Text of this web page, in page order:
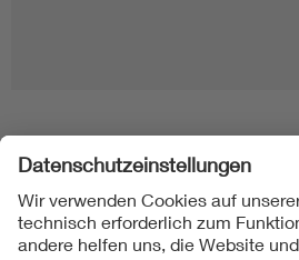
Folgen Sie uns